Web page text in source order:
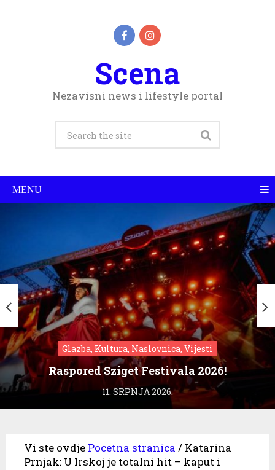
Scena
Nezavisni news i lifestyle portal
MENU
Glazba, Kultura, Naslovnica, Vijesti
Raspored Sziget Festivala 2026!
11. SRPNJA 2026.
Vi ste ovdje Pocetna stranica / Katarina
Prnjak: U Irskoj je totalni hit – kaput i